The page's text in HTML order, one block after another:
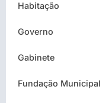
Habitação
Governo
Gabinete
Fundação Municipal